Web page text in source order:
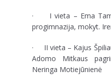
· I vieta – Ema
progimnazija, mokyt.
· II vieta – Kajus
Adomo Mitkaus
Neringa Motiejūnienė